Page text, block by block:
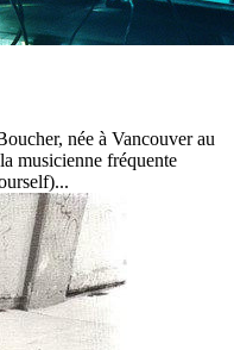
née à Vancouver au
musicienne fréquente